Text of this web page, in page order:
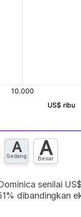
A
Sedang A
Besar
senilai
dibandingkan